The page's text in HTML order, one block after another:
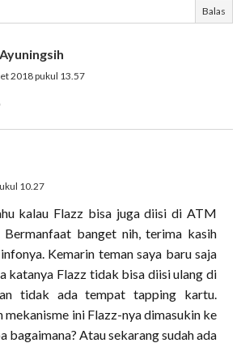
Balas
2018 pukul 13.57
10.27
kalau Flazz bisa juga diisi di ATM
Bermanfaat banget nih, terima kasih
Kemarin teman saya baru saja
katanya Flazz tidak bisa diisi ulang di
tidak ada tempat tapping kartu.
mekanisme ini Flazz-nya dimasukin ke
bagaimana? Atau sekarang sudah ada